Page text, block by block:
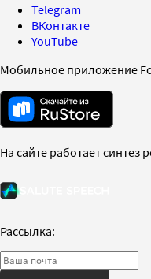
Telegram
ВКонтакте
YouTube
Мобильное приложение
На сайте работает синтез
Рассылка: